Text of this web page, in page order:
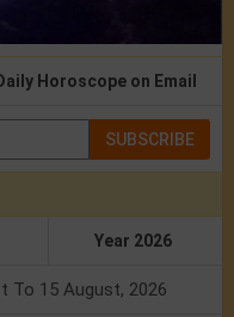
Horoscope on Email
SUBSCRIBE
Year 2026
To 15 August, 2026